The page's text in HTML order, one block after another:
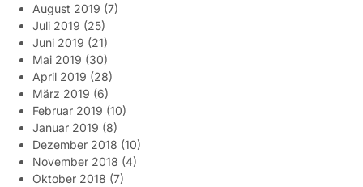
August 2019 (7)
Juli 2019 (25)
Juni 2019 (21)
Mai 2019 (30)
April 2019 (28)
März 2019 (6)
Februar 2019 (10)
Januar 2019 (8)
Dezember 2018 (10)
November 2018 (4)
Oktober 2018 (7)